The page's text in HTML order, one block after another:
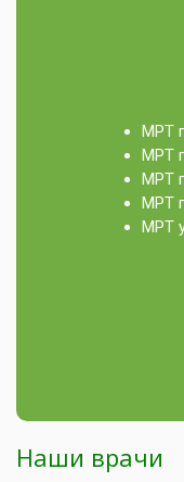
МРТ
МРТ
МРТ
МРТ
МРТ
Наши врачи